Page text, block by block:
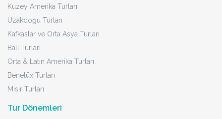
Kuzey Amerika Turları
Uzakdoğu Turları
Kafkaslar ve Orta Asya Turları
Bali Turları
Orta & Latin Amerika Turları
Benelüx Turları
Mısır Turları
Tur Dönemleri